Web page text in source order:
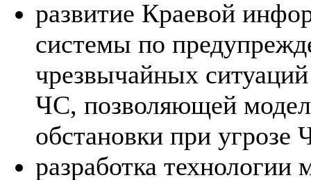
развитие Краевой
системы по
чрезвычайных
ЧС, позволяющей
обстановки при угрозе
разработка технологии